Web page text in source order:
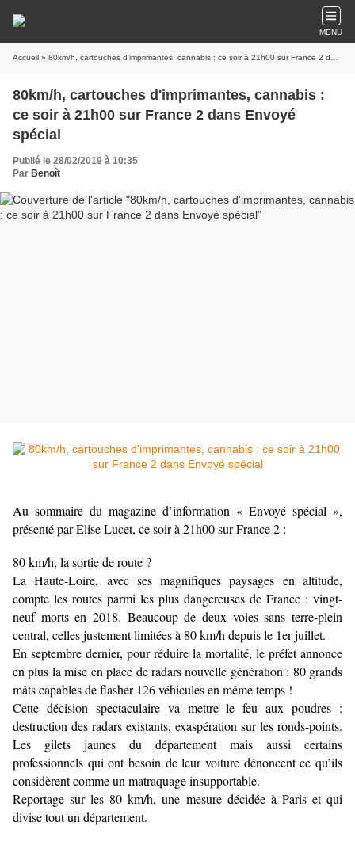
MENU
Accueil » 80km/h, cartouches d'imprimantes, cannabis : ce soir à 21h00 sur France 2 dans Envoyé spécial
80km/h, cartouches d'imprimantes, cannabis :
ce soir à 21h00 sur France 2 dans Envoyé
spécial
Publié le 28/02/2019 à 10:35
Par Benoît
Au sommaire du magazine d’information « Envoyé spécial »,
présenté par Elise Lucet, ce soir à 21h00 sur France 2 :
80 km/h, la sortie de route ?
La Haute-Loire, avec ses magnifiques paysages en altitude,
compte les routes parmi les plus dangereuses de France : vingt-
neuf morts en 2018. Beaucoup de deux voies sans terre-plein
central, celles justement limitées à 80 km/h depuis le 1er juillet.
En septembre dernier, pour réduire la mortalité, le préfet annonce
en plus la mise en place de radars nouvelle génération : 80 grands
mâts capables de flasher 126 véhicules en même temps !
Cette décision spectaculaire va mettre le feu aux poudres :
destruction des radars existants, exaspération sur les ronds-points.
Les gilets jaunes du département mais aussi certains
professionnels qui ont besoin de leur voiture dénoncent ce qu’ils
considèrent comme un matraquage insupportable.
Reportage sur les 80 km/h, une mesure décidée à Paris et qui
divise tout un département.